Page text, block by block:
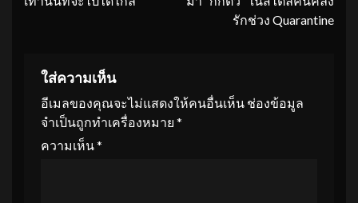
รักช่วง Quarantine
ใส่ความเห็น
อีเมลของคุณจะไม่แสดงให้คนอื่นเห็น ช่องข้อมูล
จำเป็นถูกทำเครื่องหมาย *
ความเห็น*